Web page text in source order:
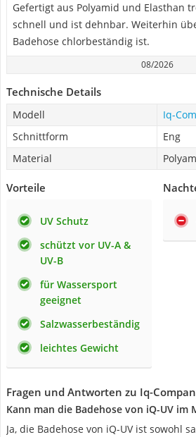
Gefertigt aus Polyamid und Elasthan
schnell und ist dehnbar. Weiterhin
Badehose chlorbeständig ist.
08/2026
Technische Details
Modell
Iq-
Schnittform
Eng
Material
Vorteile
UV Schutz
schützt vor UV-A &
UV-B
für Wassersport
geeignet
Salzwasserbeständig
leichtes Gewicht
Fragen und Antworten zu Iq-
Kann man die Badehose von iQ-UV im
Ja, die Badehose von iQ-UV ist sowohl